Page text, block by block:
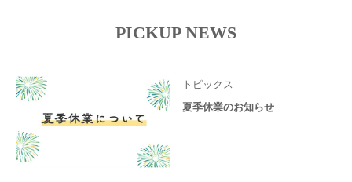
PICKUP NEWS
トピックス
夏季休業のお知らせ